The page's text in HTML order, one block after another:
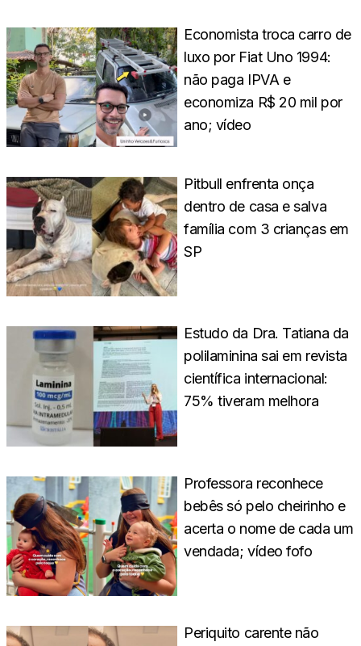
Economista troca carro de
luxo por Fiat Uno 1994:
não paga IPVA e
economiza R$ 20 mil por
ano; vídeo
Pitbull enfrenta onça
dentro de casa e salva
família com 3 crianças em
SP
Estudo da Dra. Tatiana da
polilaminina sai em revista
científica internacional:
75% tiveram melhora
Professora reconhece
bebês só pelo cheirinho e
acerta o nome de cada um
vendada; vídeo fofo
Periquito carente não